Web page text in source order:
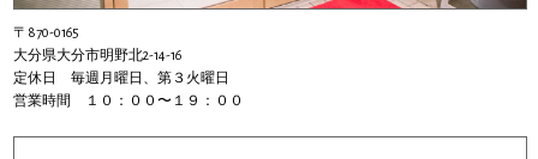
〒870-0165
大分県大分市明野北2-14-16
定休日 毎週月曜日、第３火曜日
営業時間 １０：００〜１９：００